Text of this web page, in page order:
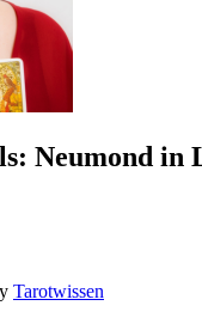
Neumond in
Tarot­wissen